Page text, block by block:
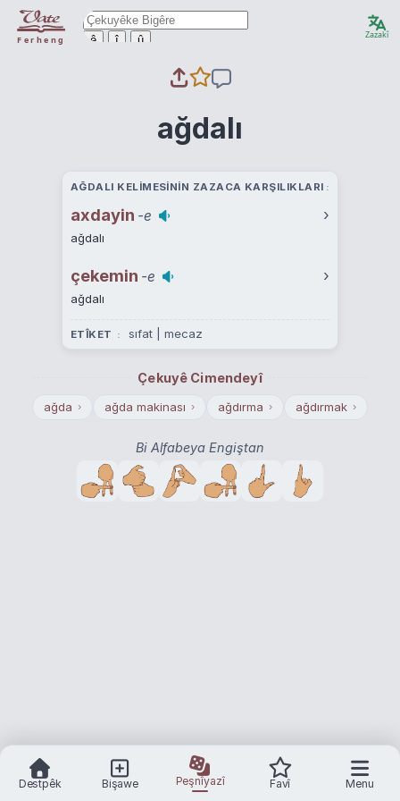
Ferheng ê î û Zazakî
ağdalı
AĞDALI KELIMESININ ZAZACA KARŞILIKLARI
axdayin -e ›
ağdalı
çekemin -e ›
ağdalı
ETÎKET sıfat | mecaz
Çekuyê Cimendeyî
ağda › ağda makinası › ağdırma › ağdırmak ›
Bi Alfabeya Engiştan
Destpêk Bişawe Peşnîyazî Favî Menu